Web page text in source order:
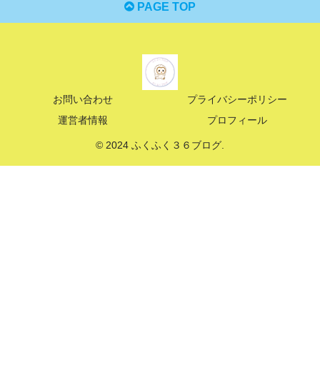
PAGE TOP
お問い合わせ
プライバシーポリシー
運営者情報
プロフィール
© 2024 ふくふく３６ブログ.